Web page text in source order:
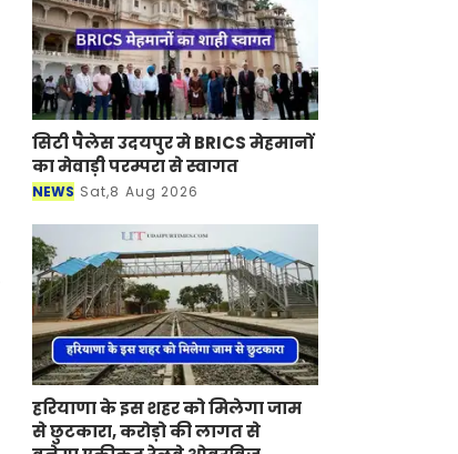
सिटी पैलेस उदयपुर मे BRICS मेहमानों
का मेवाड़ी परम्परा से स्वागत
NEWS Sat,8 Aug 2026
हरियाणा के इस शहर को मिलेगा जाम
से छुटकारा, करोड़ो की लागत से